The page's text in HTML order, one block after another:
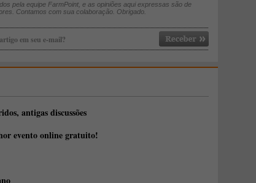
pela equipe FarmPoint, e as opiniões aqui expressas são de
Contamos com sua colaboração. Obrigado.
em seu e-mail?
antigas discussões
evento online gratuito!